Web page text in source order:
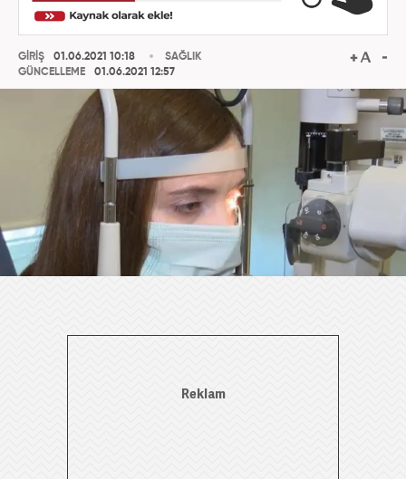
GİRİŞ
01.06.2021 10:18
GÜNCELLEME
01.06.2021 12:57
SAĞLIK